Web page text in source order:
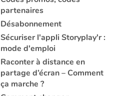
partenaires
Désabonnement
Sécuriser l'appli Storyplay'r :
mode d'emploi
Raconter à distance en
partage d’écran – Comment
ça marche ?